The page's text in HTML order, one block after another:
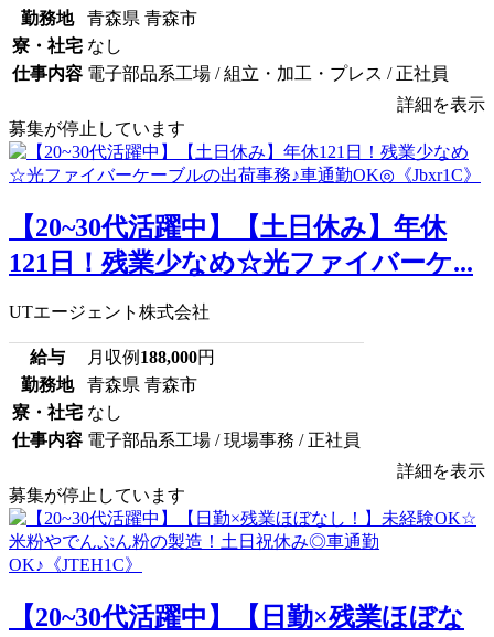
勤務地
青森県 青森市
寮・社宅 なし
仕事内容 電子部品系工場 / 組立・加工・プレス / 正社員
詳細を表示
募集が停止しています
【20~30代活躍中】【土日休み】年休
121日！残業少なめ☆光ファイバーケ...
UTエージェント株式会社
給与 月収例 188,000円
勤務地
青森県 青森市
寮・社宅 なし
仕事内容 電子部品系工場 / 現場事務 / 正社員
詳細を表示
募集が停止しています
【20~30代活躍中】【日勤×残業ほぼな